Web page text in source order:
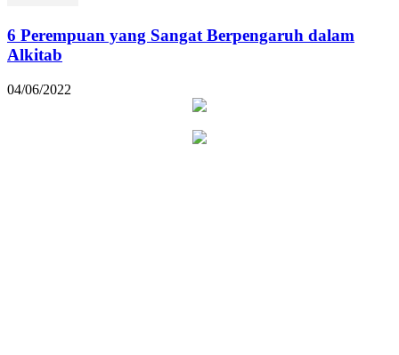
6 Perempuan yang Sangat Berpengaruh dalam
Alkitab
04/06/2022